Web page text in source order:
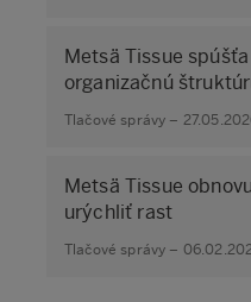
Metsä Tissue
organizačnú
Tlačové správy –
Metsä Tissue
urýchliť rast
Tlačové správy –